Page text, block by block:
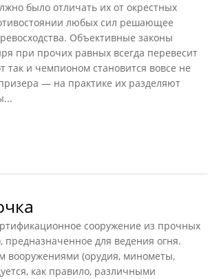
было отличать их от окрестных
любых сил решающее
Объективные законы
при прочих равных всегда перевесит
так и чемпионом становится вовсе не
— на практике их разделяют
сооружение из прочных
предназначенное для ведения огня.
вооружениями (орудия, минометы,
как правило, различными